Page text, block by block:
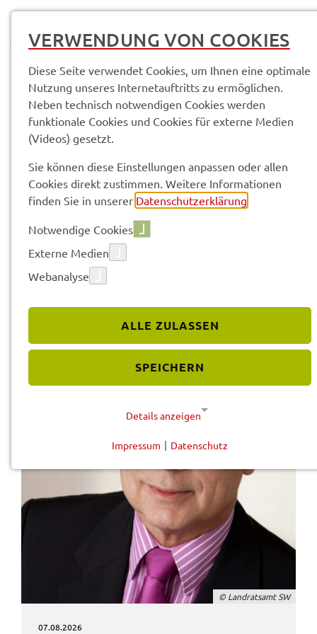
Pres­se­mit­tei­lun­gen
Vorle­sen
PRES­SE­MIT­TEI­LUN­GEN
© Land­rats­amt SW
07.08.2026
VERWENDUNG VON COOKIES
Diese Seite verwendet Cookies, um Ihnen eine optimale
Nutzung unseres Internetauftritts zu ermöglichen.
Neben technisch notwendigen Cookies werden
funktionale Cookies und Cookies für externe Medien
(Videos) gesetzt.
Sie können diese Einstellungen anpassen oder allen
Cookies direkt zustimmen. Weitere Informationen
finden Sie in unserer Datenschutzerklärung
Notwendige Cookies
Externe Medien
Webanalyse
ALLE ZULASSEN
SPEICHERN
Details anzeigen
Diese Cookies werden für eine reibungslose
Funktion unserer Website benötigt.
Cookie für Datenschutzhinweise
Impressum | Datenschutz